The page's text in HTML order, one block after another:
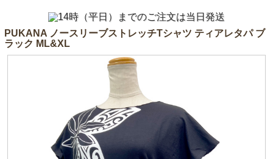
PUKANA ノースリーブストレッチTシャツ ティアレタパ ブ
ラック ML&XL